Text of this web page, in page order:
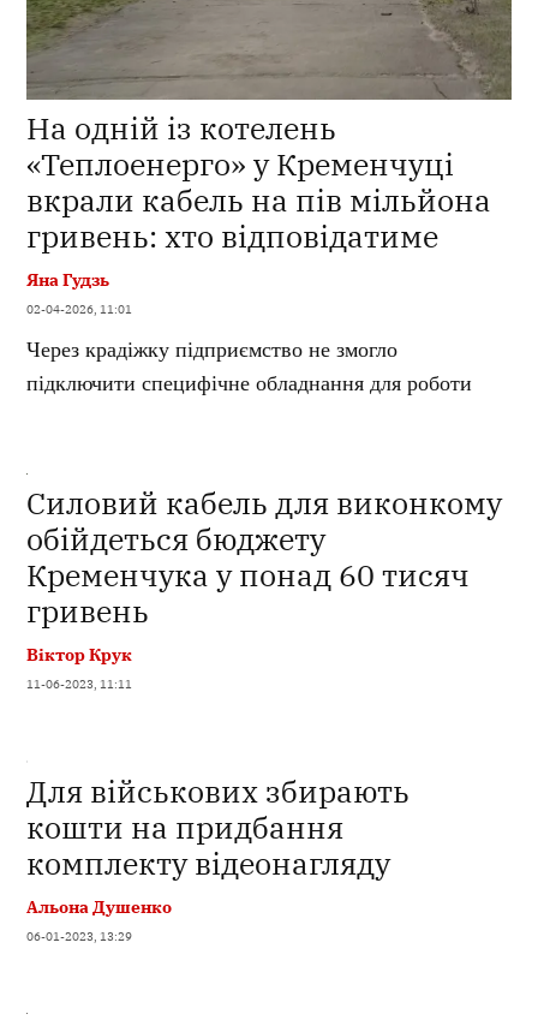
На одній із котелень
«Теплоенерго» у Кременчуці
вкрали кабель на пів мільйона
гривень: хто відповідатиме
Яна Гудзь
02-04-2026, 11:01
Через крадіжку підприємство не змогло
підключити специфічне обладнання для роботи
Силовий кабель для виконкому
обійдеться бюджету
Кременчука у понад 60 тисяч
гривень
Віктор Крук
11-06-2023, 11:11
Для військових збирають
кошти на придбання
комплекту відеонагляду
Альона Душенко
06-01-2023, 13:29